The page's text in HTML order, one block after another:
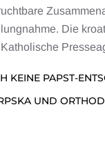
Die
KEINE PAPST-
UND